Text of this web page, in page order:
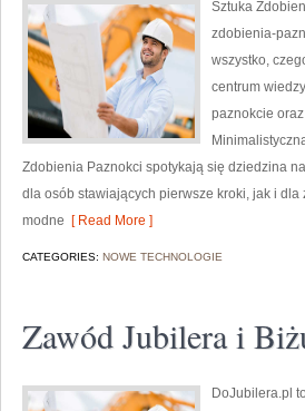
Sztuka
zdobienia-
wszystko,
centrum
paznokcie
Zdobienia Paznokci spotykają się dziedzina
dla osób stawiających pierwsze kroki, jak i
modne [ Read More ]
CATEGORIES: NOWE TECHNOLOGIE
Zawód Jubilera i
DoJubilera.pl